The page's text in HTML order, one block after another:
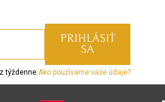
týždenne.Ako používame vaše údaje?